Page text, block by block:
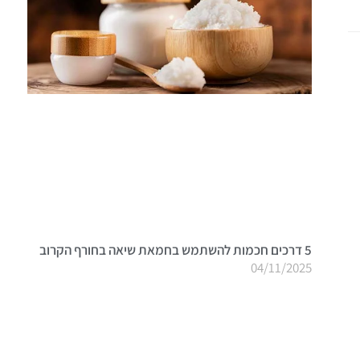
5 דרכים חכמות להשתמש בחמאת שיאה בחורף הקרוב
04/11/2025